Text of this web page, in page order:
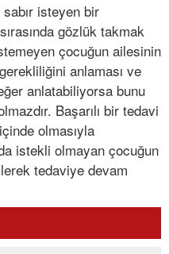
isteyen bir
gözlük takmak
çocuğun ailesinin
anlaması ve
anlatabiliyorsa bunu
Başarılı bir tedavi
olmasıyla
istekli olmayan çocuğun
tedaviye devam